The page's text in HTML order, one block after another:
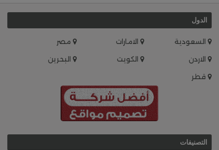
الدول
السعودية الامارات
مصر
الاردن
الكويت
البحرين
قطر
التصنيفات